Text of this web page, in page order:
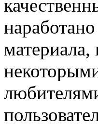
материала,